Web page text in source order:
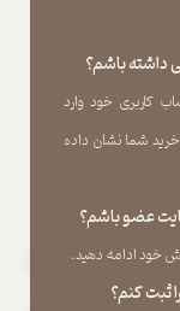
داشته باشم؟
کاربری خود وارد
شما نشان داده
عضو باشم؟
خود ادامه دهید.​​​​​​​
ثبت کنم؟